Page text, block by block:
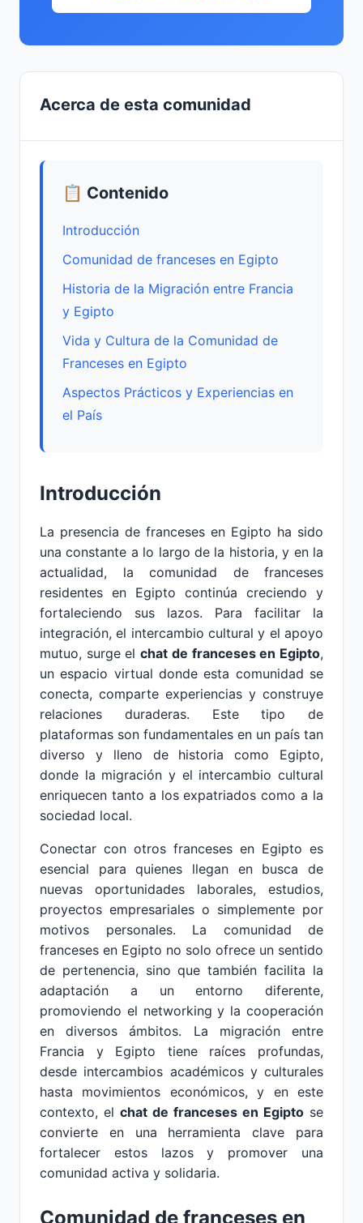
Acerca de esta comunidad
📋 Contenido
Introducción
Comunidad de franceses en Egipto
Historia de la Migración entre Francia
y Egipto
Vida y Cultura de la Comunidad de
Franceses en Egipto
Aspectos Prácticos y Experiencias en
el País
Introducción
La presencia de franceses en Egipto ha sido
una constante a lo largo de la historia, y en la
actualidad, la comunidad de franceses
residentes en Egipto continúa creciendo y
fortaleciendo sus lazos. Para facilitar la
integración, el intercambio cultural y el apoyo
mutuo, surge elchat de franceses en Egipto,
un espacio virtual donde esta comunidad se
conecta, comparte experiencias y construye
relaciones duraderas. Este tipo de
plataformas son fundamentales en un país tan
diverso y lleno de historia como Egipto,
donde la migración y el intercambio cultural
enriquecen tanto a los expatriados como a la
sociedad local.
Conectar con otros franceses en Egipto es
esencial para quienes llegan en busca de
nuevas oportunidades laborales, estudios,
proyectos empresariales o simplemente por
motivos personales. La comunidad de
franceses en Egipto no solo ofrece un sentido
de pertenencia, sino que también facilita la
adaptación a un entorno diferente,
promoviendo el networking y la cooperación
en diversos ámbitos. La migración entre
Francia y Egipto tiene raíces profundas,
desde intercambios académicos y culturales
hasta movimientos económicos, y en este
contexto, el chat de franceses en Egipto se
convierte en una herramienta clave para
fortalecer estos lazos y promover una
comunidad activa y solidaria.
Comunidad de franceses en